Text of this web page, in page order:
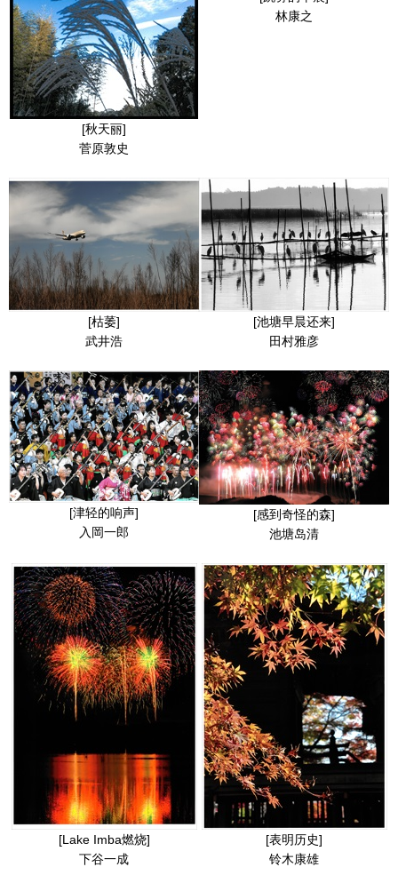
[秋天丽]
菅原敦史
林康之
[枯萎]
武井浩
[池塘早晨还来]
田村雅彦
[津轻的响声]
入岡一郎
[感到奇怪的森]
池塘岛清
[Lake Imba燃烧]
下谷一成
[表明历史]
铃木康雄